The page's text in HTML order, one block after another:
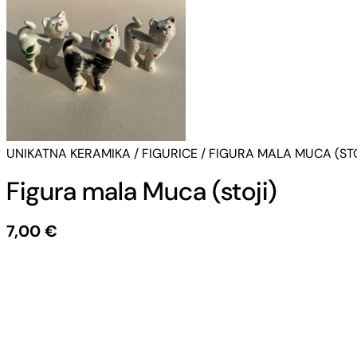
UNIKATNA KERAMIKA / FIGURICE / FIGURA MALA MUCA
Figura mala Muca (stoji)
7,00€